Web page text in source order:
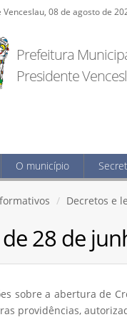
Venceslau, 08 de agosto de
Prefeitura
Presidente
O município
Decretos e
de 28 de
sobre a abertura de
providências,